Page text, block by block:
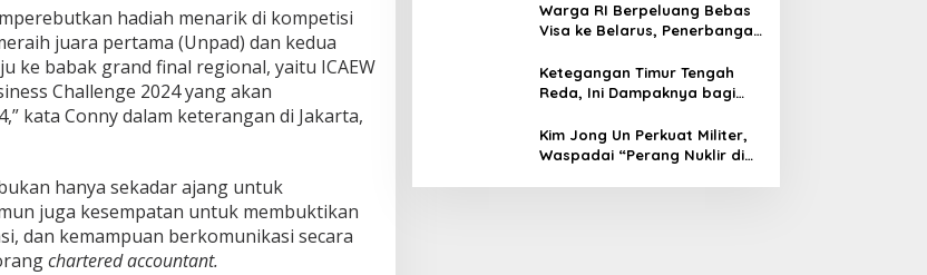
hadiah menarik di kompetisi
juara pertama (Unpad) dan kedua
ke babak grand final regional, yaitu ICAEW
Challenge 2024 yang akan
kata Conny dalam keterangan di Jakarta,
hanya sekadar ajang untuk
juga kesempatan untuk membuktikan
dan kemampuan berkomunikasi secara
chartered accountant.
Warga RI Berpeluang Bebas
Visa ke Belarus, Penerbangan
Ketegangan Timur Tengah
Reda, Ini Dampaknya bagi
Kim Jong Un Perkuat Militer,
Waspadai “Perang Nuklir di